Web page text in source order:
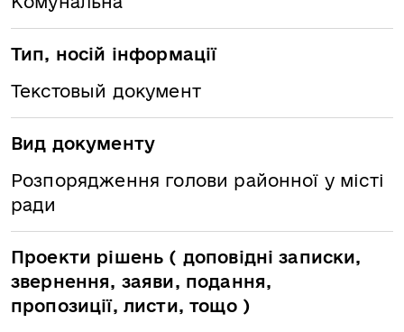
Тип, носій інформації
Текстовый документ
Вид документу
Розпорядження голови районної у місті
ради
Проекти рішень ( доповідні записки,
звернення, заяви, подання,
пропозиції, листи, тощо )